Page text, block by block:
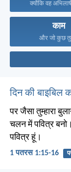
क्योंकि वह
काम
और जो कुछ
दिन की बाइबिल
पर जैसा तुम्हारा
चलन में पवित्र
पवित्र हूं।
1 पतरस 1:15-16